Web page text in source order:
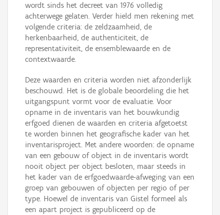
wordt sinds het decreet van 1976 volledig
achterwege gelaten. Verder hield men rekening met
volgende criteria: de zeldzaamheid, de
herkenbaarheid, de authenticiteit, de
representativiteit, de ensemblewaarde en de
contextwaarde.
Deze waarden en criteria worden niet afzonderlijk
beschouwd. Het is de globale beoordeling die het
uitgangspunt vormt voor de evaluatie. Voor
opname in de inventaris van het bouwkundig
erfgoed dienen de waarden en criteria afgetoetst
te worden binnen het geografische kader van het
inventarisproject. Met andere woorden: de opname
van een gebouw of object in de inventaris wordt
nooit object per object besloten, maar steeds in
het kader van de erfgoedwaarde-afweging van een
groep van gebouwen of objecten per regio of per
type. Hoewel de inventaris van Gistel formeel als
een apart project is gepubliceerd op de